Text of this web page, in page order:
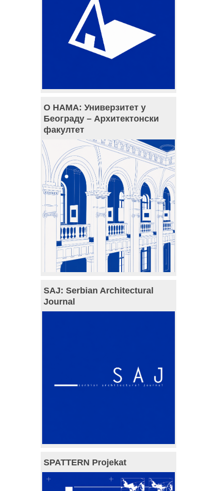
О НАМА: Универзитет у
Београду – Архитектонски
факултет
SAJ: Serbian Architectural
Journal
SPATTERN Projekat